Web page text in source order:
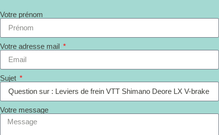
Votre prénom
Votre adresse mail
Sujet
Votre message